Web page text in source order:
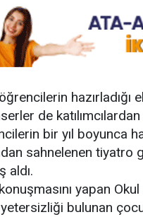
de
bir yıl boyunca
sahnelenen tiyatro
aldı.
yapan
bulunan